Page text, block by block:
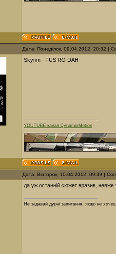
Дата: Понеділок, 09.04.2012, 20:32 |
Skyrim - FUS RO DAH
YOUTUBE канал DynamixMotion
Дата: Вівторок, 10.04.2012, 09:39 |
да уж останній сюжет вразив,
Не задавай дурні запитання, якщо не